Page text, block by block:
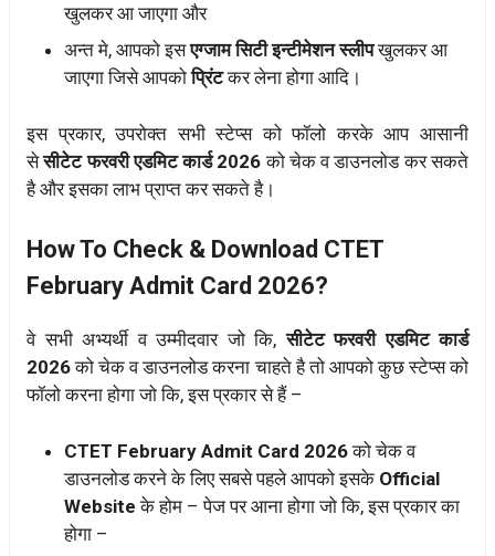
खुलकर आ जाएगा और
अन्त मे, आपको इसएग्जाम सिटी इन्टीमेशन स्लीपखुलकर आ
जाएगा जिसे आपकोप्रिंटकर लेना होगा आदि।
इस प्रकार, उपरोक्त सभी स्टेप्स को फॉलो करके आप आसानी
सेसीटेट फरवरी एडमिट कार्ड 2026 को चेक व डाउनलोड कर सकते
है और इसका लाभ प्राप्त कर सकते है।
How To Check & Download CTET
February Admit Card 2026?
वे सभी अभ्यर्थी व उम्मीदवार जो कि, सीटेट फरवरी एडमिट कार्ड
2026को चेक व डाउनलोड करना चाहते है तो आपको कुछ स्टेप्स को
फॉलो करना होगा जो कि, इस प्रकार से हैं –
CTET February Admit Card 2026को चेक व
डाउनलोड करने के लिए सबसे पहले आपको इसके Official
Website के होम – पेज पर आना होगा जो कि, इस प्रकार का
होगा –